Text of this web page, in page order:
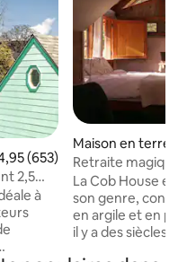
moyenne sur la
(653)
2,5
à
Maison en terre ⋅
ence
Retraite magique
torchis + jardin et
La Cob House
son genre,
en argile et en
il y a des siècles.